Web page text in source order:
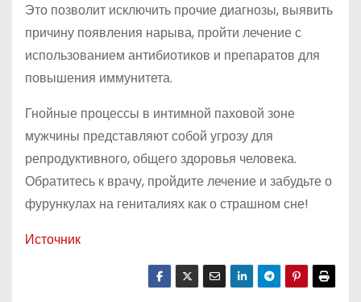
Это позволит исключить прочие диагнозы, выявить
причину появления нарыва, пройти лечение с
использованием антибиотиков и препаратов для
повышения иммунитета.
Гнойные процессы в интимной паховой зоне
мужчины представляют собой угрозу для
репродуктивного, общего здоровья человека.
Обратитесь к врачу, пройдите лечение и забудьте о
фурункулах на гениталиях как о страшном сне!
Источник